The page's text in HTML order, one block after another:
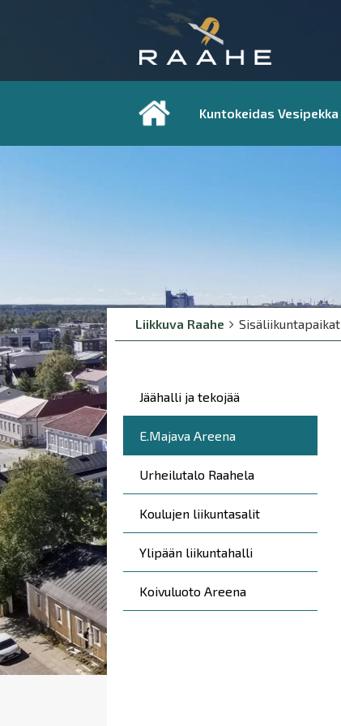
Kuntokeidas Vesipekka
Breadcrumbs
You
are
Liikkuva Raahe Sisäliikuntapaikat
Päävalikko
Jäähalli ja tekojää
E.Majava Areena
Urheilutalo Raahela
Koulujen liikuntasalit
Ylipään liikuntahalli
Koivuluoto Areena